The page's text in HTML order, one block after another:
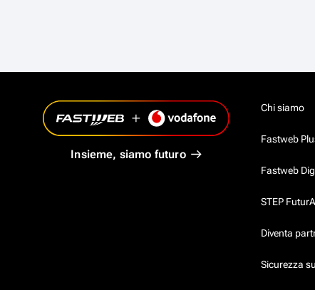
Insieme, siamo futuro
Chi siamo
Fastweb
Fastweb
STEP
Diventa
Sicurezza